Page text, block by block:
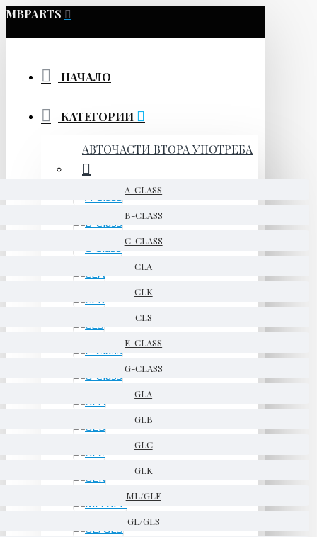
MBPARTS
НАЧАЛО
КАТЕГОРИИ
АВТОЧАСТИ ВТОРА УПОТРЕБА
A-CLASS
B-CLASS
C-CLASS
CLA
CLK
CLS
E-CLASS
G-CLASS
GLA
GLB
GLC
GLK
ML/GLE
GL/GLS